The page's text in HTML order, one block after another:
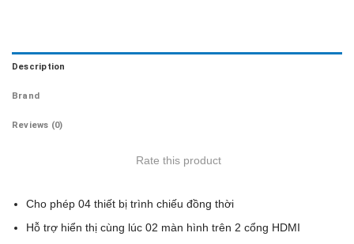
Description
Brand
Reviews (0)
Rate this product
Cho phép 04 thiết bị trình chiếu đồng thời
Hỗ trợ hiển thị cùng lúc 02 màn hình trên 2 cổng HDMI